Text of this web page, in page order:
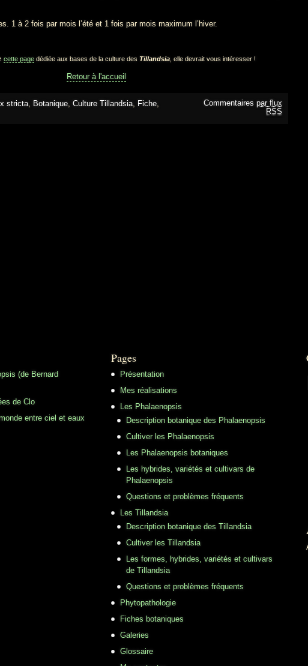
1 à 2 fois par mois l’été et 1 fois par mois maximum l’hiver.
cette pagedédiée aux bases de la culture des Tillandsia, elle devrait vous intéresser !
Retour à l'accueil
stricta Botanique Culture Tillandsia Fiche Commentaires par flux
RSS
(de Bernard
de Clo
entre ciel et eaux
Pages
Présentation
Mes réalisations
Les Phalaenopsis
Description botanique des Phalaenopsis
Cultiver les Phalaenopsis
Les Phalaenopsis botaniques
Les hybrides, variétés et cultivars de
Phalaenopsis
Questions et problèmes fréquents
Les Tillandsia
Description botanique des Tillandsia
Cultiver les Tillandsia
Les formes, hybrides, variétés et cultivars
de Tillandsia
Questions et problèmes fréquents
Phytopathologie
Fiches botaniques
Galeries
Glossaire